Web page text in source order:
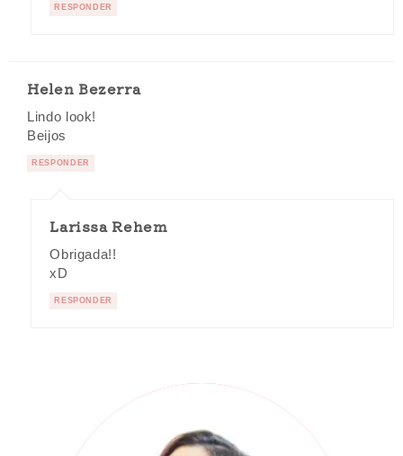
RESPONDER
Helen Bezerra
Lindo look!
Beijos
RESPONDER
Larissa Rehem
Obrigada!!
xD
RESPONDER